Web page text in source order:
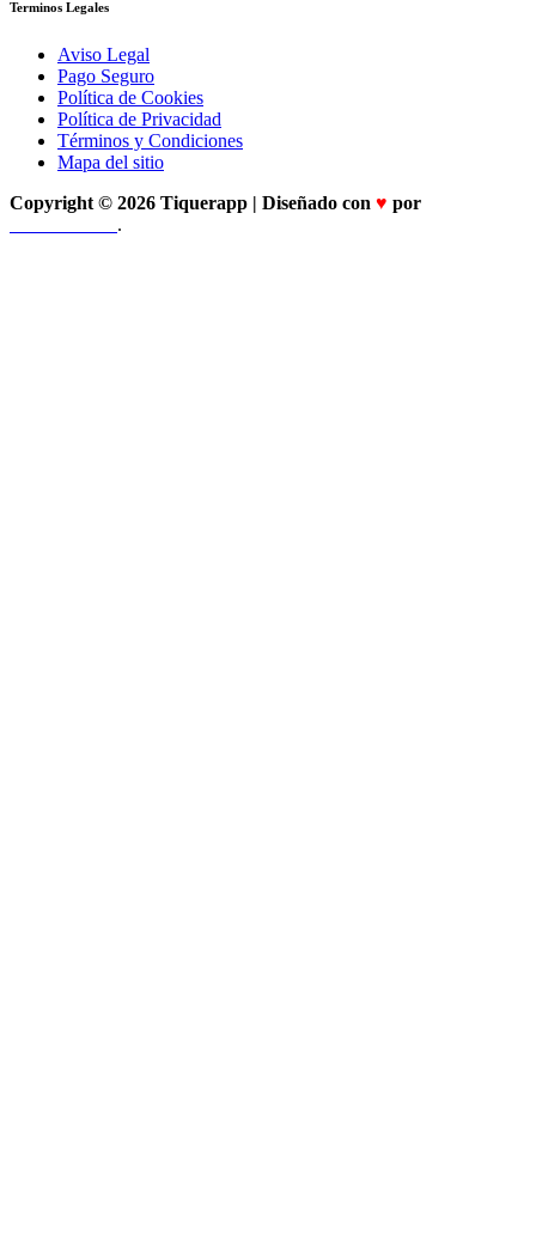
Terminos Legales
Aviso Legal
Pago Seguro
Política de Cookies
Política de Privacidad
Términos y Condiciones
Mapa del sitio
Copyright © 2026 Tiquerapp | Diseñado con ♥️ por
.